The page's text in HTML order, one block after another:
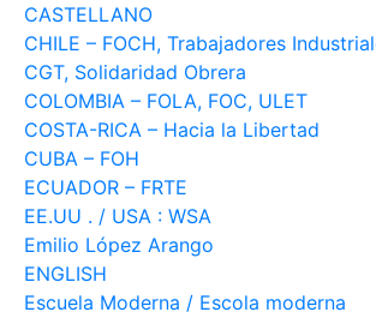
CASTELLANO
CHILE – FOCH, Trabajadores
CGT, Solidaridad Obrera
COLOMBIA – FOLA, FOC, ULET
COSTA-RICA – Hacia la Libertad
CUBA – FOH
ECUADOR – FRTE
EE.UU . / USA : WSA
Emilio López Arango
ENGLISH
Escuela Moderna / Escola moderna